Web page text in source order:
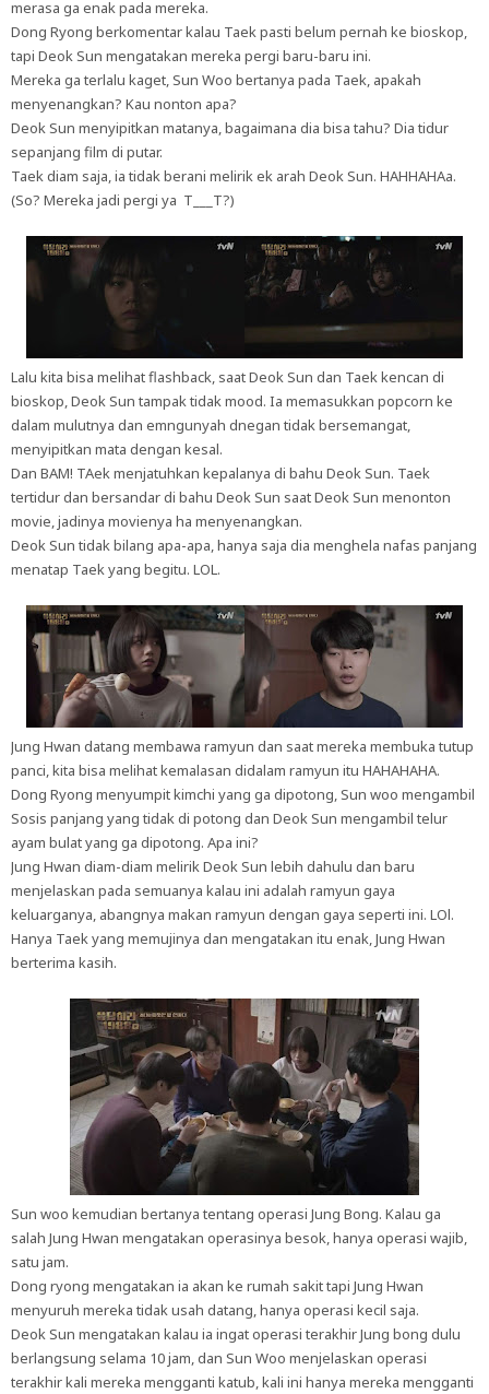
merasa ga enak pada mereka.
Dong Ryong berkomentar kalau Taek pasti belum pernah ke bioskop,
tapi Deok Sun mengatakan mereka pergi baru-baru ini.
Mereka ga terlalu kaget, Sun Woo bertanya pada Taek, apakah
menyenangkan? Kau nonton apa?
Deok Sun menyipitkan matanya, bagaimana dia bisa tahu? Dia tidur
sepanjang film di putar.
Taek diam saja, ia tidak berani melirik ek arah Deok Sun. HAHHAHAa.
(So? Mereka jadi pergi ya T___T?)
Lalu kita bisa melihat flashback, saat Deok Sun dan Taek kencan di
bioskop, Deok Sun tampak tidak mood. Ia memasukkan popcorn ke
dalam mulutnya dan emngunyah dnegan tidak bersemangat,
menyipitkan mata dengan kesal.
Dan BAM! TAek menjatuhkan kepalanya di bahu Deok Sun. Taek
tertidur dan bersandar di bahu Deok Sun saat Deok Sun menonton
movie, jadinya movienya ha menyenangkan.
Deok Sun tidak bilang apa-apa, hanya saja dia menghela nafas panjang
menatap Taek yang begitu. LOL.
Jung Hwan datang membawa ramyun dan saat mereka membuka tutup
panci, kita bisa melihat kemalasan didalam ramyun itu HAHAHAHA.
Dong Ryong menyumpit kimchi yang ga dipotong, Sun woo mengambil
Sosis panjang yang tidak di potong dan Deok Sun mengambil telur
ayam bulat yang ga dipotong. Apa ini?
Jung Hwan diam-diam melirik Deok Sun lebih dahulu dan baru
menjelaskan pada semuanya kalau ini adalah ramyun gaya
keluarganya, abangnya makan ramyun dengan gaya seperti ini. LOl.
Hanya Taek yang memujinya dan mengatakan itu enak, Jung Hwan
berterima kasih.
Sun woo kemudian bertanya tentang operasi Jung Bong. Kalau ga
salah Jung Hwan mengatakan operasinya besok, hanya operasi wajib,
satu jam.
Dong ryong mengatakan ia akan ke rumah sakit tapi Jung Hwan
menyuruh mereka tidak usah datang, hanya operasi kecil saja.
Deok Sun mengatakan kalau ia ingat operasi terakhir Jung bong dulu
berlangsung selama 10 jam, dan Sun Woo menjelaskan operasi
terakhir kali mereka mengganti katub, kali ini hanya mereka mengganti